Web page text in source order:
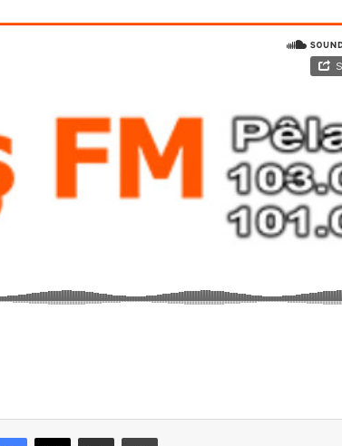
Facebook
X Share via Email Print